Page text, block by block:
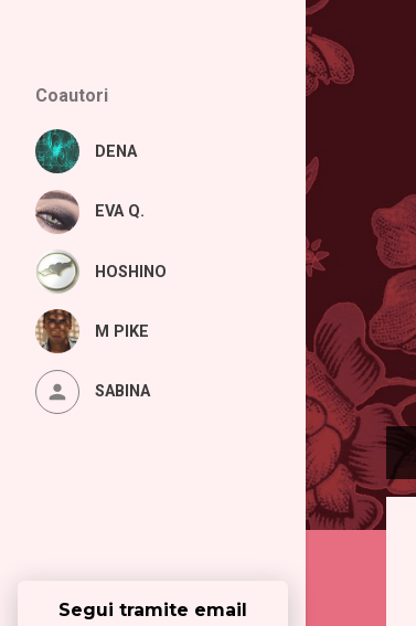
o
Coautori
DENA
EVA Q.
HOSHINO
M PIKE
SABINA
Segui tramite email